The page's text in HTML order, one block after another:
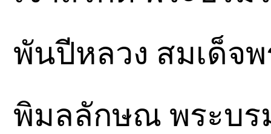
พันปีหลวง สมเด็จ
พิมลลักษณ พระบร